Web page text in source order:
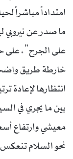
امتداداً مباشراً
ما صدر عن نيروبي
على الجرح”، على
خارطة طريق
انتظارها لإعادة
بين ما يجري في
معيشي وارتفاع
نحو السلام تنعكس